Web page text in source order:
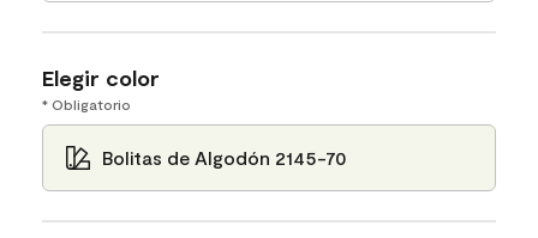
Elegir color
* Obligatorio
Bolitas de Algodón 2145-70